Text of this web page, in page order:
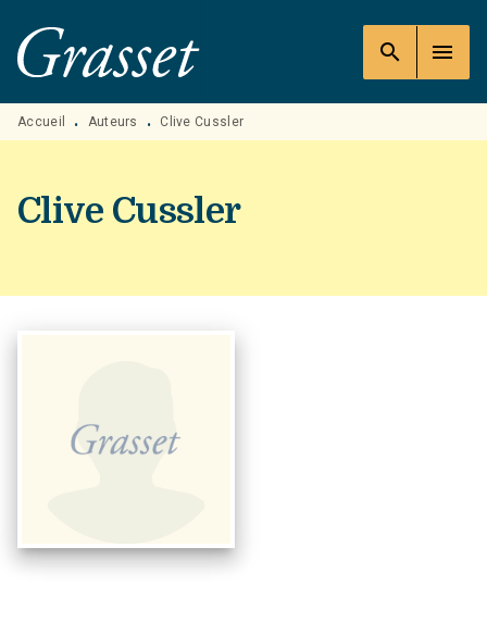
MENU RECHERCHE
PIED DE PAGE
search menu
Accueil • Auteurs • Clive Cussler
Clive Cussler